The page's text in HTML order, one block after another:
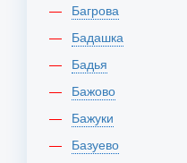
Багрова
Бадашка
Бадья
Бажово
Бажуки
Базуево